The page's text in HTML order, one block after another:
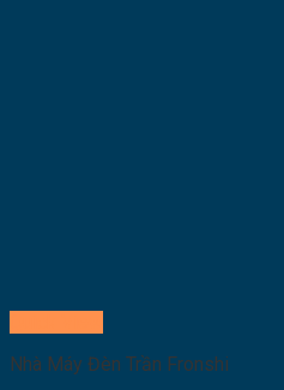
Nhà Máy Đèn Trần Fronshi